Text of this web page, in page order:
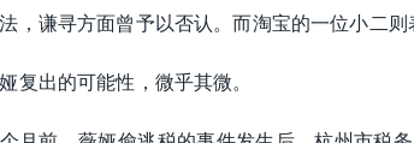
，谦寻方面曾予以否认。而淘宝的一位小二则
复出的可能性，微乎其微。